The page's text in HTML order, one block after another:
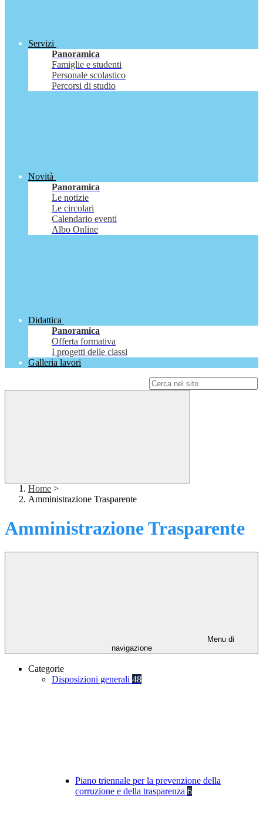
Servizi
Panoramica
Famiglie e studenti
Personale scolastico
Percorsi di studio
Novità
Panoramica
Le notizie
Le circolari
Calendario eventi
Albo Online
Didattica
Panoramica
Offerta formativa
I progetti delle classi
Galleria lavori
Home >
Amministrazione Trasparente
Amministrazione Trasparente
Menu di
navigazione
Categorie
Disposizioni generali 48
Piano triennale per la prevenzione della
corruzione e della trasparenza 6